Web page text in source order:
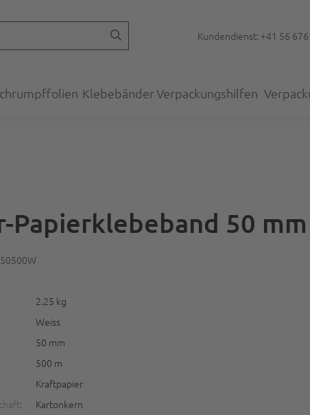
Kundendienst: +41 56
KlebebänderVerpackungshilfen
Papierklebeband 50 mm
2.25 kg
Weiss
50 mm
500 m
Kraftpapier
Kartonkern